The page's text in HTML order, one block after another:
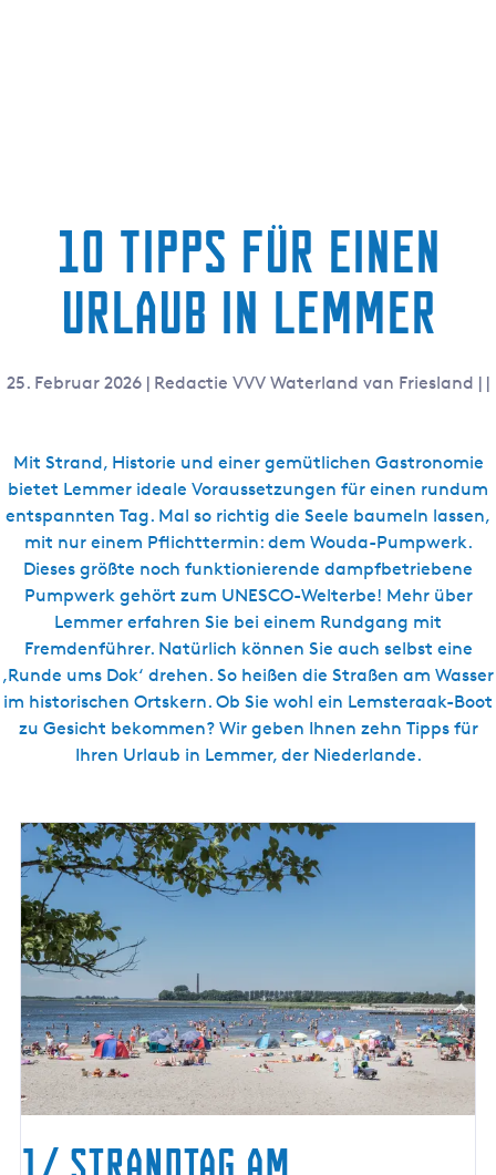
10 Tipps für einen
Urlaub in Lemmer
25. Februar 2026 | Redactie VVV Waterland van Friesland | |
Mit Strand, Historie und einer gemütlichen Gastronomie
bietet Lemmer ideale Voraussetzungen für einen rundum
entspannten Tag. Mal so richtig die Seele baumeln lassen,
mit nur einem Pflichttermin: dem Wouda-Pumpwerk.
Dieses größte noch funktionierende dampfbetriebene
Pumpwerk gehört zum UNESCO-Welterbe! Mehr über
Lemmer erfahren Sie bei einem Rundgang mit
Fremdenführer. Natürlich können Sie auch selbst eine
‚Runde ums Dok‘ drehen. So heißen die Straßen am Wasser
im historischen Ortskern. Ob Sie wohl ein Lemsteraak-Boot
zu Gesicht bekommen? Wir geben Ihnen zehn Tipps für
Ihren Urlaub in Lemmer, der Niederlande.
1/ Strandtag am